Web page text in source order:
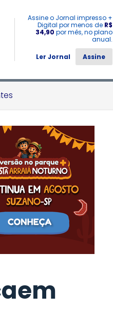
Assine o Jornal impresso +
Digital por menos de R$
34,90 por mês, no plano
anual.
Ler Jornal
Assine